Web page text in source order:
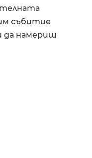
събитие
да намериш